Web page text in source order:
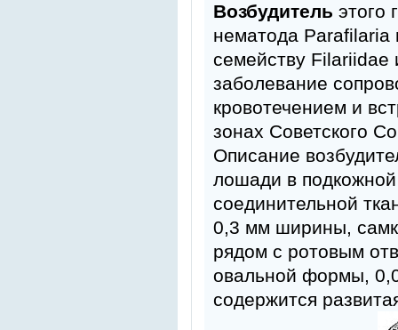
Возбудитель этого
нематода Parafilaria
семейству
заболевание
кровотечением и
зонах Советского
Описание
лошади в
соединительной
0,3 мм ширины,
рядом с ротовым
овальной формы,
содержится